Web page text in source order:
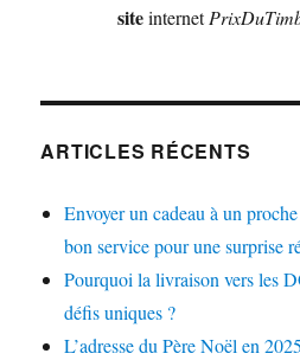
siteinternet
ARTICLES RÉCENTS
Envoyer un cadeau à un
bon service pour une surprise
Pourquoi la livraison vers les
défis uniques ?
L’adresse du Père Noël en